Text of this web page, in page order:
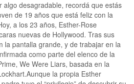
algo desagradable, recordá que estás
de 19 años que está feliz con la
a los 23 años, Esther-Rose
nuevas de Hollywood. Tras sus
la pantalla grande, y de trabajar en la
como parte del elenco de la
We Were Liars, basada en la
la propia Esther